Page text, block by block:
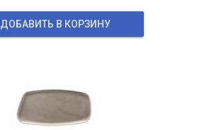
ДОБАВИТЬ В КОРЗИНУ